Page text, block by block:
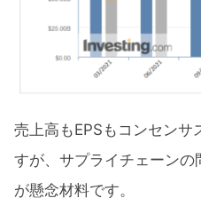
売上高もEPSもコンセンサ
すが、サプライチェーン
が懸念材料です。